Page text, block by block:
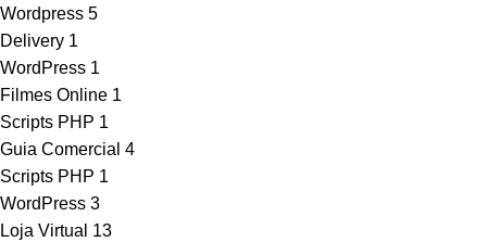
Wordpress 5
Delivery 1
WordPress 1
Filmes Online 1
Scripts PHP 1
Guia Comercial 4
Scripts PHP 1
WordPress 3
Loja Virtual 13